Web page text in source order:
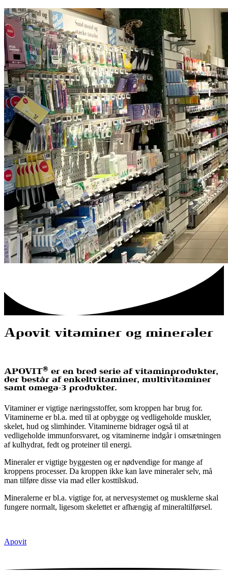
Apovit vitaminer og mineraler
APOVIT ® er en bred serie af vitaminprodukter,
der består af enkeltvitaminer, multivitaminer
samt omega-3 produkter.
Vitaminer er vigtige næringsstoffer, som kroppen har brug for.
Vitaminerne er bl.a. med til at opbygge og vedligeholde muskler,
skelet, hud og slimhinder. Vitaminerne bidrager også til at
vedligeholde immunforsvaret, og vitaminerne indgår i omsætningen
af kulhydrat, fedt og proteiner til energi.
Mineraler er vigtige byggesten og er nødvendige for mange af
kroppens processer. Da kroppen ikke kan lave mineraler selv, må
man tilføre disse via mad eller kosttilskud.
Mineralerne er bl.a. vigtige for, at nervesystemet og musklerne skal
fungere normalt, ligesom skelettet er afhængig af mineraltilførsel.
Apovit